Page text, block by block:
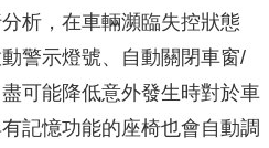
析，在車輛瀕臨失控狀態
警示燈號、自動關閉車窗/
可能降低意外發生時對於車
記憶功能的座椅也會自動調